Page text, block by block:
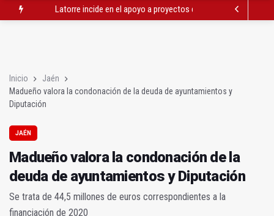
Latorre incide en el apoyo a proyectos de cooperación
Inicio
Jaén
Madueño valora la condonación de la deuda de ayuntamientos y
Diputación
JAÉN
Madueño valora la condonación de la
deuda de ayuntamientos y Diputación
Se trata de 44,5 millones de euros correspondientes a la
financiación de 2020